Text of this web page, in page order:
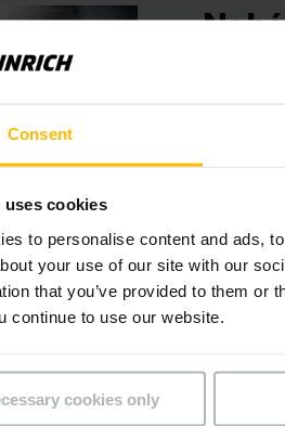
Consent
uses cookies
to personalise content and ads,
your use of our site with our
that you’ve provided to them or
continue to use our website.
cookies only